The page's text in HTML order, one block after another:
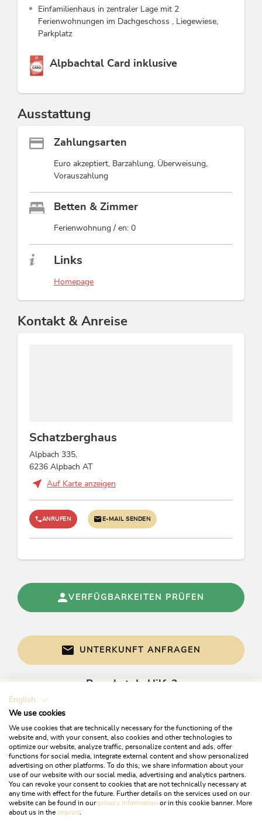
Einfamilienhaus in zentraler Lage mit 2
Ferienwohnungen im Dachgeschoss , Liegewiese,
Parkplatz
Diese Unterkunft ist Mitglied von
Alpbachtal Card inklusive
Ausstattung
Zahlungsarten
Euro akzeptiert, Barzahlung, Überweisung,
Vorauszahlung
Betten & Zimmer
Ferienwohnung / en: 0
Links
Homepage
Kontakt & Anreise
Schatzberghaus
Alpbach 335,
6236 Alpbach AT
Auf Karte anzeigen
ANRUFEN E-MAIL SENDEN
VERFÜGBARKEITEN PRÜFEN
UNTERKUNFT ANFRAGEN
Brauchst du Hilfe?
English
We use cookies
We use cookies that are technically necessary for the functioning of the
website and, with your consent, also cookies and other technologies to
optimize our website, analyze traffic, personalize content and ads, offer
functions for social media, integrate external content and show personalized
advertising on other platforms. To do this, we share information about your
use of our website with our social media, advertising and analytics partners.
You can revoke your consent to cookies that are not technically necessary at
any time with effect for the future. Further details on the services used on our
website can be found in our privacy information or in this cookie banner. More
about us in the imprint